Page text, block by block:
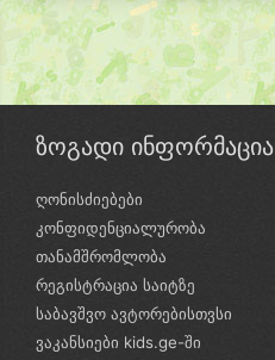
ზოგადი ინფორმაცია
ღონისძიებები
კონფიდენციალურობა
თანამშრომლობა
რეგისტრაცია საიტზე
საბავშვო ავტორებისთვსი
ვაკანსიები kids.ge-ში